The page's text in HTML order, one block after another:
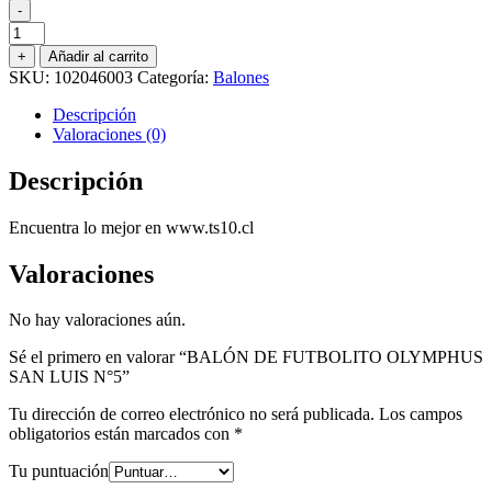
-
BALÓN
DE
FUTBOLITO
OLYMPHUS
SAN
LUIS
cantidad
+ Añadir al carrito
SKU: 102046003 Categoría: Balones
Descripción
Valoraciones (0)
Descripción
Encuentra lo mejor en www.ts10.cl
Valoraciones
No hay valoraciones aún.
Sé el primero en valorar “BALÓN DE FUTBOLITO OLYMPHUS
SAN LUIS N°5”
Tu dirección de correo electrónico no será publicada. Los campos
obligatorios están marcados con *
Tu puntuación